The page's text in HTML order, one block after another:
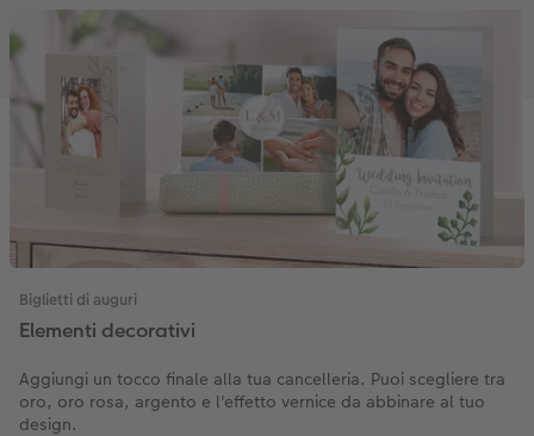
Biglietti di auguri
Elementi decorativi
Aggiungi un tocco finale alla tua cancelleria. Puoi scegliere tra
oro, oro rosa, argento e l'effetto vernice da abbinare al tuo
design.